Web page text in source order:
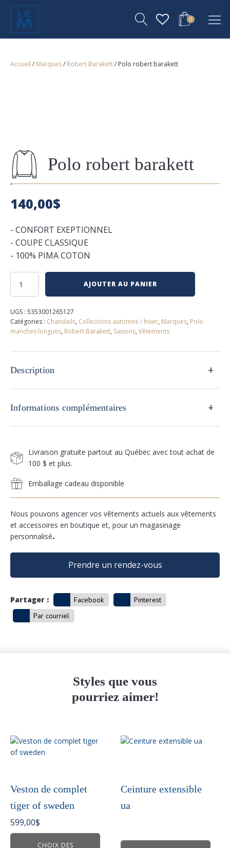
0
Accueil / Marques/ Robert Barakett/ Polo robert barakett
Polo robert barakett
140,00$
- CONFORT EXEPTIONNEL
- COUPE CLASSIQUE
- 100% PIMA COTON
quantité
robert
barakett
AJOUTER AU PANIER
UGS : 5353001265127
Catégories : Chandails, Collections automne / hiver, Marques, Polo
manches longues, Robert Barakett, Saisons, Vêtements
Description +
Informations complémentaires +
Livraison gratuite partout au Québec avec tout achat de
100 $ et plus.
Emballage cadeau disponible
Nous pouvons agencer vos vêtements actuels aux vêtements
et accessoires en boutique et, pour un magasinage
personnalisé.
Prendre un rendez-vous
Partager : Facebook
Pinterest
Par courriel
Styles que vous
pourriez aimer!
Veston de complet
tiger of sweden
599,00$
CHOIX DES
Ce
produit
variations.
options
peuvent
être
Ceinture extensible
ua